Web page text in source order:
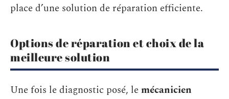
place d’une solution de réparation efficiente.
Options de réparation et choix de la
meilleure solution
Une fois le diagnostic posé, lemécanicien